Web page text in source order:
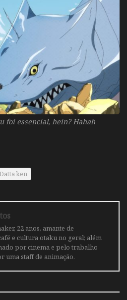
foi essencial, hein? Hahah
ken
22 anos, amante de
e cultura otaku no geral; além
por cinema e pelo trabalho
uma staff de animação.